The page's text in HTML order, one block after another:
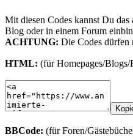
Mit diesen Codes kannst Du
Blog oder in einem Forum
ACHTUNG: Die Codes dürfen
HTML: (für Homepages/
BBCode: (für Foren/